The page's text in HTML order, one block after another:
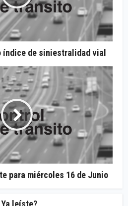
índice de siniestralidad vial
para miércoles 16 de Junio
leíste?